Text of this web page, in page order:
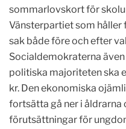
sommarlovskort för
Vänsterpartiet som håller
sak både före och efter
Socialdemokraterna
politiska majoriteten ska
kr. Den ekonomiska
fortsätta gå ner i åldrarna
förutsättningar för